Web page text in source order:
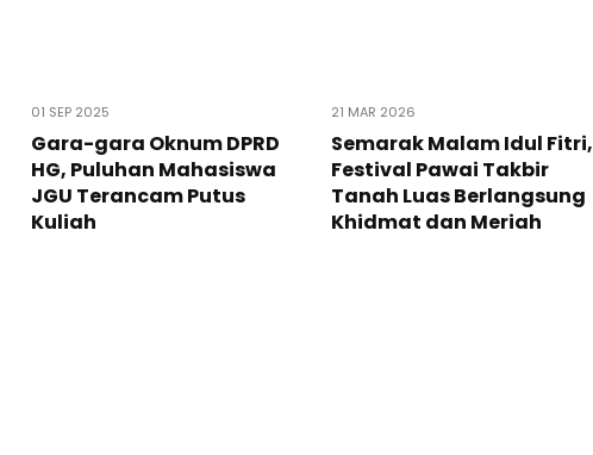
01 SEP 2025
Gara-gara Oknum DPRD
HG, Puluhan Mahasiswa
JGU Terancam Putus
Kuliah
21 MAR 2026
Semarak Malam Idul Fitri,
Festival Pawai Takbir
Tanah Luas Berlangsung
Khidmat dan Meriah